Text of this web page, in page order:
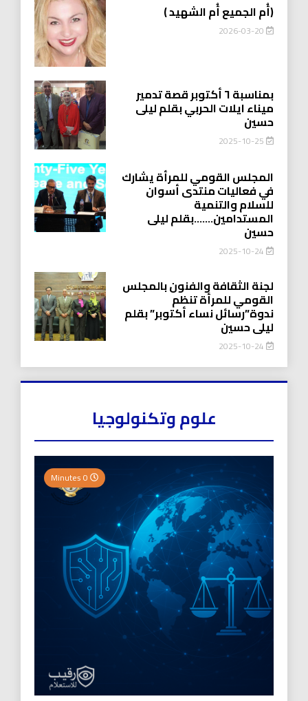
(أُم الجميع أُم الشهيد )
2026-03-20
بمناسبة ٦ أكتوبر قصة تدمير
ميناء ايلات الحربي بقلم ليلى
حسين
2025-10-25
المجلس القومي للمرأة يشارك
في فعاليات منتدى أسوان
للسلام والتنمية
المستدامين…….بقلم ليلى
حسين
2025-10-24
لجنة الثقافة والفنون بالمجلس
القومي للمرأة تنظم
ندوة”رسائل نساء أكتوبر” بقلم
ليلى حسين
2025-10-24
علوم وتكنولوجيا